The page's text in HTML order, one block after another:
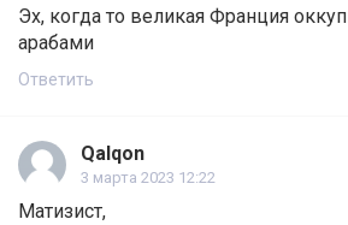
Эх, когда то великая Франция
арабами
Ответить
Qalqon
3 марта 2023 12:22
Матизист,